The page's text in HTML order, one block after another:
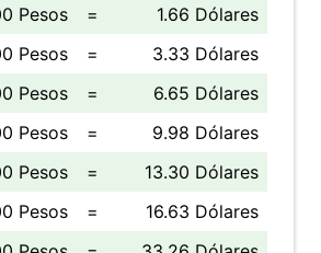
Pesos
=
1.66 Dólares
Pesos
=
3.33 Dólares
Pesos
=
6.65 Dólares
Pesos
=
9.98 Dólares
Pesos
=
13.30 Dólares
Pesos
=
16.63 Dólares